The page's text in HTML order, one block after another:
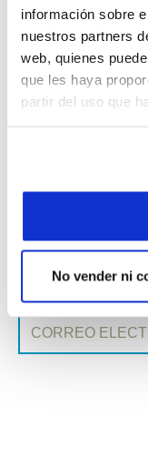
información sobre
nuestros partners
web, quienes
que les haya
partir del uso que
No vender ni
Todas
REGÍSTRATE
Correo electrónico: